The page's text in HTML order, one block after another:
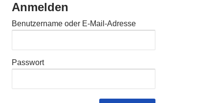
Anmelden
Benutzername oder E-Mail-Adresse
Passwort